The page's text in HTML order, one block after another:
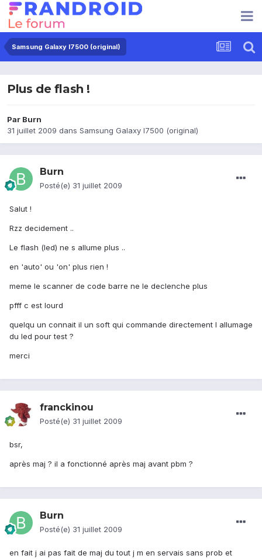
Samsung Galaxy I7500 (original)
Plus de flash !
Par Burn
31 juillet 2009 dans Samsung Galaxy I7500 (original)
Burn
Posté(e) 31 juillet 2009
Salut !
Rzz decidement ..
Le flash (led) ne s allume plus ..
en 'auto' ou 'on' plus rien !
meme le scanner de code barre ne le declenche plus
pfff c est lourd
quelqu un connait il un soft qui commande directement l allumage
du led pour test ?
merci
franckinou
Posté(e) 31 juillet 2009
bsr,
après maj ? il a fonctionné après maj avant pbm ?
Burn
Posté(e) 31 juillet 2009
en fait j ai pas fait de maj du tout j m en servais sans prob et